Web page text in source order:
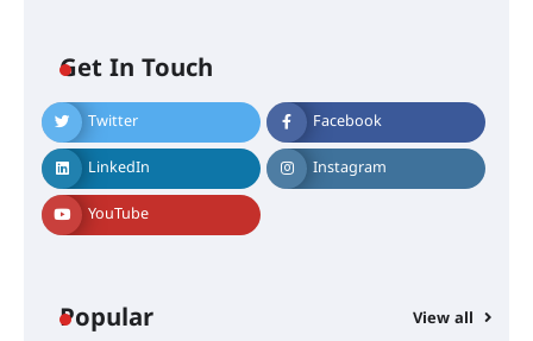
Get In Touch
Twitter Facebook
LinkedIn Instagram
YouTube
Popular View all